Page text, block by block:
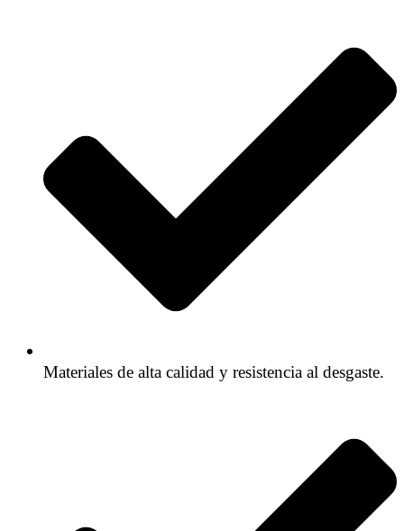
Materiales de alta calidad y resistencia al desgaste.